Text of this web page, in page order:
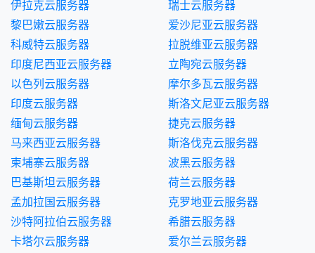
伊拉克云服务器
黎巴嫩云服务器
科威特云服务器
印度尼西亚云服务器
以色列云服务器
印度云服务器
缅甸云服务器
马来西亚云服务器
柬埔寨云服务器
巴基斯坦云服务器
孟加拉国云服务器
沙特阿拉伯云服务器
卡塔尔云服务器
瑞士云服务器
爱沙尼亚云服务器
拉脱维亚云服务器
立陶宛云服务器
摩尔多瓦云服务器
斯洛文尼亚云服务器
捷克云服务器
斯洛伐克云服务器
波黑云服务器
荷兰云服务器
克罗地亚云服务器
希腊云服务器
爱尔兰云服务器